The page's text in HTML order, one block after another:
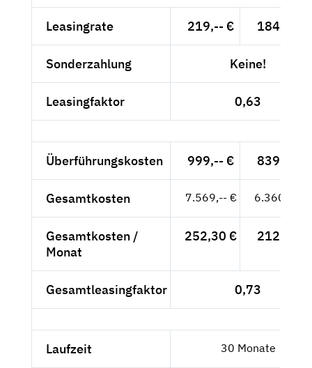
Leasingrate 219,-- € 184,03 €
Sonderzahlung Keine!
Leasingfaktor 0,63
Überführungskosten 999,-- € 839,50 €
Gesamtkosten 7.569,-- € 6.360,50 €
Gesamtkosten /
Monat
252,30 € 212,02 €
Gesamtleasingfaktor 0,73
Laufzeit 30 Monate